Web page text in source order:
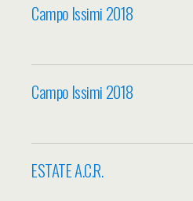
Campo Issimi 2018
Campo Issimi 2018
ESTATE A.C.R.